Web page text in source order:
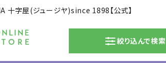
十字屋(ジュージヤ)since 1898【公式】
絞り込んで検索